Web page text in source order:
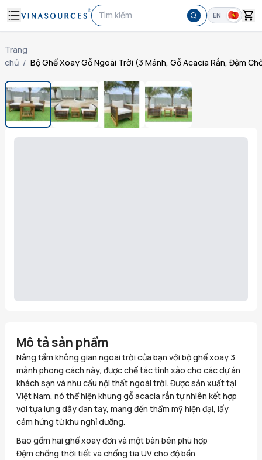
Tìm kiếm EN
Trang
chủ / Bộ Ghế Xoay Gỗ Ngoài Trời (3 Mảnh, Gỗ Acacia Rắn, Đệm
Mô tả sản phẩm
Nâng tầm không gian ngoài trời của bạn với bộ ghế xoay 3
mảnh phong cách này, được chế tác tinh xảo cho các dự án
khách sạn và nhu cầu nội thất ngoài trời. Được sản xuất tại
Việt Nam, nó thể hiện khung gỗ acacia rắn tự nhiên kết hợp
với tựa lưng dây đan tay, mang đến thẩm mỹ hiện đại, lấy
cảm hứng từ khu nghỉ dưỡng.
Bao gồm hai ghế xoay đơn và một bàn bên phù hợp
Đệm chống thời tiết và chống tia UV cho độ bền